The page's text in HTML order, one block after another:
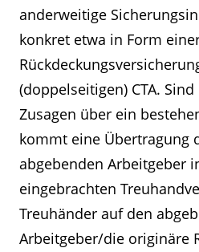
anderweitige
konkret etwa in Form
(doppelseitigen) CTA.
Zusagen über ein
kommt eine Übertragung
abgebenden Arbeitgeber
eingebrachten
Treuhänder auf den
Arbeitgeber/die originäre